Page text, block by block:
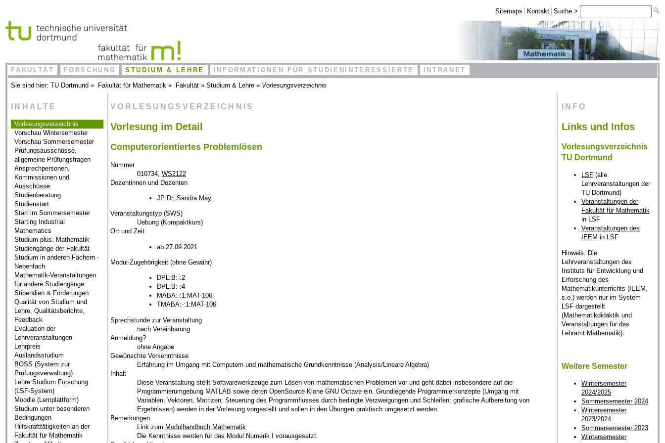
Sitemaps Kontakt Suche >
FAKULTÄT FORSCHUNG STUDIUM & LEHRE INFORMATIONEN FÜR STUDIENINTERESSIERTE INTRANET
Sie sind hier:TU Dortmund » Fakultät für Mathematik » Fakultät »Studium & Lehre » Vorlesungsverzeichnis
INHALTE
Vorlesungsverzeichnis
Vorschau Wintersemester
Vorschau Sommersemester
Prüfungsausschüsse,
allgemeine Prüfungsfragen
Ansprechpersonen,
Kommissionen und
Ausschüsse
Studienberatung
Studienstart
Start im Sommersemester
Starting Industrial
Mathematics
Studium plus: Mathematik
Studiengänge der Fakultät
Studium in anderen Fächern -
Nebenfach
Mathematik-Veranstaltungen
für andere Studiengänge
Stipendien & Förderungen
Qualität von Studium und
Lehre, Qualitätsberichte,
Feedback
Evaluation der
Lehrveranstaltungen
Lehrpreis
Auslandsstudium
BOSS (System zur
Prüfungsverwaltung)
Lehre Studium Forschung
(LSF-System)
Moodle (Lernplattform)
Studium unter besonderen
Bedingungen
Hilfskrafttätigkeiten an der
Fakultät für Mathematik
VORLESUNGSVERZEICHNIS
Vorlesung im Detail
Computerorientiertes Problemlösen
Nummer
010734, WS2122
Dozentinnen und Dozenten
JP Dr. Sandra May
Veranstaltungstyp (SWS)
Uebung (Kompaktkurs)
Ort und Zeit
ab 27.09.2021
Modul-Zugehörigkeit (ohne Gewähr)
DPL:B:-:2
DPL:B:-:4
MABA:-:1:MAT-106
TMABA:-:1:MAT-106
Sprechstunde zur Veranstaltung
nach Vereinbarung
Anmeldung?
ohne Angabe
Gewünschte Vorkenntnisse
Erfahrung im Umgang mit Computern und mathematische Grundkenntnisse (Analysis/Lineare Algebra)
Inhalt
Diese Veranstaltung stellt Softwarewerkzeuge zum Lösen von mathematischen Problemen vor und geht dabei insbesondere auf die
Programmierumgebung MATLAB sowie deren OpenSource Klone GNU Octave ein. Grundlegende Programmierkonzepte (Umgang mit
Variablen, Vektoren, Matrizen; Steuerung des Programmflusses durch bedingte Verzweigungen und Schleifen; grafische Aufbereitung von
Ergebnissen) werden in der Vorlesung vorgestellt und sollen in den Übungen praktisch umgesetzt werden.
Bemerkungen
Link zum Modulhandbuch Mathematik
Die Kenntnisse werden für das Modul Numerik I vorausgesetzt.
INFO
Links und Infos
Vorlesungsverzeichnis
TU Dortmund
LSF(alle
Lehrveranstaltungen der
TU Dortmund)
Veranstaltungen der
Fakultät für Mathematik
in LSF
Veranstaltungen des
IEEM in LSF
Hinweis: Die
Lehrveranstaltungen des
Instituts für Entwicklung und
Erforschung des
Mathematikunterrichts (IEEM,
s.o.) werden nur im System
LSF dargestellt
(Mathematikdidaktik und
Veranstaltungen für das
Lehramt Mathematik).
Weitere Semester
Wintersemester
2024/2025
Sommersemester 2024
Wintersemester
2023/2024
Sommersemester 2023
Wintersemester